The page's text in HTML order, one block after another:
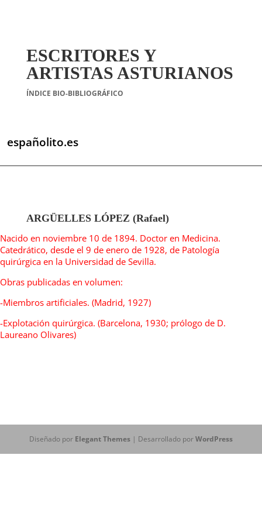
ESCRITORES Y
ARTISTAS ASTURIANOS
ÍNDICE BIO-BIBLIOGRÁFICO
españolito.es
ARGÜELLES LÓPEZ (Rafael)
Nacido en noviembre 10 de 1894. Doctor en Medicina.
Catedrático, desde el 9 de enero de 1928, de Patología
quirúrgica en la Universidad de Sevilla.
Obras publicadas en volumen:
-Miembros artificiales. (Madrid, 1927)
-Explotación quirúrgica. (Barcelona, 1930; prólogo de D.
Laureano Olivares)
Diseñado por Elegant Themes| Desarrollado porWordPress